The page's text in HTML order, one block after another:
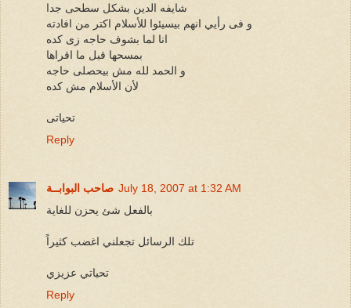
شايفه الدين بشكل سطحى جدا
و فى رأيي انهم بيسيئوا للأسلام اكتر من افادته
انا لما بشوف حاجه زى كده
بمسحها قبل ما اقراها
و الحمد لله مش بيحصلى حاجه
لأن الأسلام مش كده
تحياتى
Reply
صاحب البوابــة July 18, 2007 at 1:32 AM
بالفعل شئ يحزن للغاية
تلك الرسائل تجعلني اغضب كثيراً
تحياتي عزيزي
Reply